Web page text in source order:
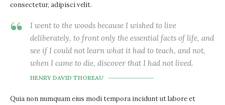
consectetur, adipisci velit.
I went to the woods because I wished to live
deliberately, to front only the essential facts of life, and
see if I could not learn what it had to teach, and not,
when I came to die, discover that I had not lived.
HENRY DAVID THOREAU
Quia non numquam eius modi tempora incidunt ut labore et